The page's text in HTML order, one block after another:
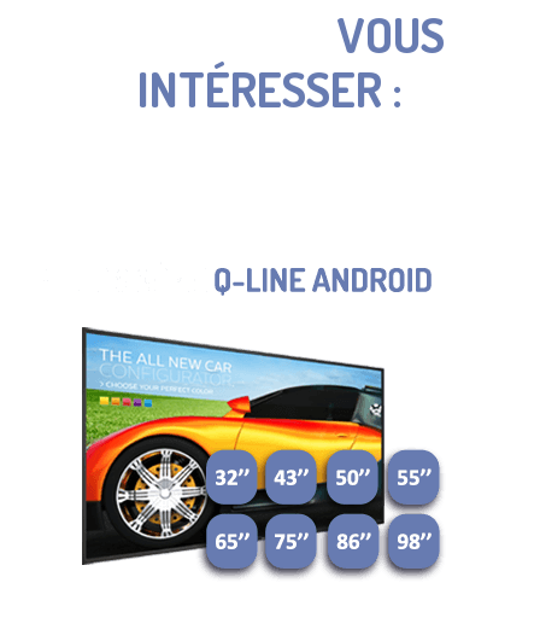
VOUS
INTÉRESSER :